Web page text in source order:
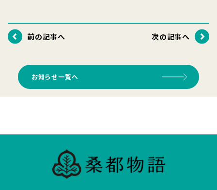
前の記事へ 次の記事へ
お知らせ一覧へ